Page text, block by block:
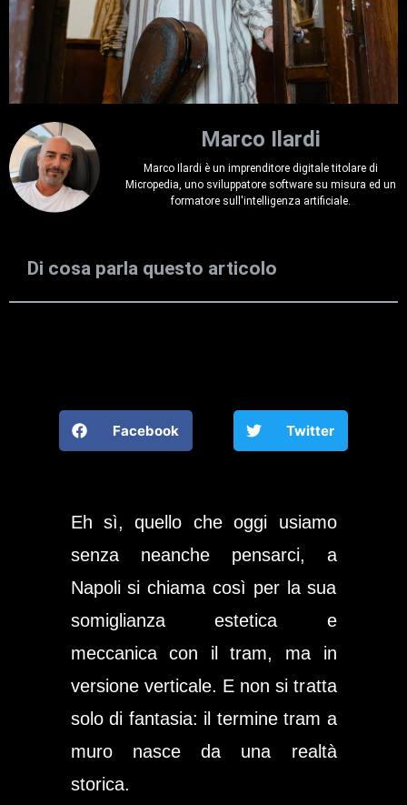
Marco Ilardi
Marco Ilardi è un imprenditore digitale titolare di
Micropedia, uno sviluppatore software su misura ed un
formatore sull'intelligenza artificiale.
Di cosa parla questo articolo
Facebook Twitter
Eh sì, quello che oggi usiamo
senza neanche pensarci, a
Napoli si chiama così per la sua
somiglianza estetica e
meccanica con il tram, ma in
versione verticale. E non si tratta
solo di fantasia: il termine tram a
muro nasce da una realtà
storica.